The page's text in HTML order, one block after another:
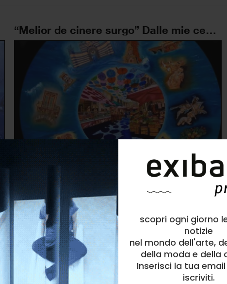
scopri ogni giorno
notizie
nel mondo dell'arte,
della moda e della
Inserisci la tua
iscriviti.
“Melior de cinere surgo” Dalle mie ceneri rinasco più bella
FlyFra.art Pittura, Paesaggio
likes
NO WAR La Speranza nei Colori della Pace